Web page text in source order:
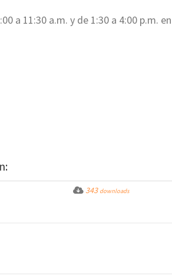
a 11:30 a.m. y de 1:30 a 4:00 p.m. en
343 downloads